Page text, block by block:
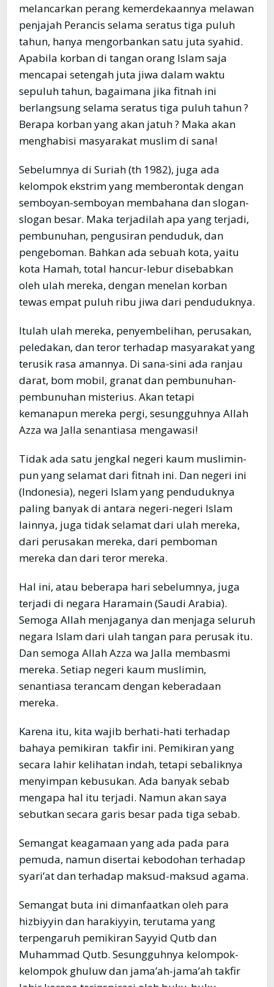
melancarkan perang kemerdekaannya melawan
penjajah Perancis selama seratus tiga puluh
tahun, hanya mengorbankan satu juta syahid.
Apabila korban di tangan orang Islam saja
mencapai setengah juta jiwa dalam waktu
sepuluh tahun, bagaimana jika fitnah ini
berlangsung selama seratus tiga puluh tahun ?
Berapa korban yang akan jatuh ? Maka akan
menghabisi masyarakat muslim di sana!
Sebelumnya di Suriah (th 1982), juga ada
kelompok ekstrim yang memberontak dengan
semboyan-semboyan membahana dan slogan-
slogan besar. Maka terjadilah apa yang terjadi,
pembunuhan, pengusiran penduduk, dan
pengeboman. Bahkan ada sebuah kota, yaitu
kota Hamah, total hancur-lebur disebabkan
oleh ulah mereka, dengan menelan korban
tewas empat puluh ribu jiwa dari penduduknya.
Itulah ulah mereka, penyembelihan, perusakan,
peledakan, dan teror terhadap masyarakat yang
terusik rasa amannya. Di sana-sini ada ranjau
darat, bom mobil, granat dan pembunuhan-
pembunuhan misterius. Akan tetapi
kemanapun mereka pergi, sesungguhnya Allah
Azza wa Jalla senantiasa mengawasi!
Tidak ada satu jengkal negeri kaum muslimin-
pun yang selamat dari fitnah ini. Dan negeri ini
(Indonesia), negeri Islam yang penduduknya
paling banyak di antara negeri-negeri Islam
lainnya, juga tidak selamat dari ulah mereka,
dari perusakan mereka, dari pemboman
mereka dan dari teror mereka.
Hal ini, atau beberapa hari sebelumnya, juga
terjadi di negara Haramain (Saudi Arabia).
Semoga Allah menjaganya dan menjaga seluruh
negara Islam dari ulah tangan para perusak itu.
Dan semoga Allah Azza wa Jalla membasmi
mereka. Setiap negeri kaum muslimin,
senantiasa terancam dengan keberadaan
mereka.
Karena itu, kita wajib berhati-hati terhadap
bahaya pemikiran takfir ini. Pemikiran yang
secara lahir kelihatan indah, tetapi sebaliknya
menyimpan kebusukan. Ada banyak sebab
mengapa hal itu terjadi. Namun akan saya
sebutkan secara garis besar pada tiga sebab.
Semangat keagamaan yang ada pada para
pemuda, namun disertai kebodohan terhadap
syari’at dan terhadap maksud-maksud agama.
Semangat buta ini dimanfaatkan oleh para
hizbiyyin dan harakiyyin, terutama yang
terpengaruh pemikiran Sayyid Qutb dan
Muhammad Qutb. Sesungguhnya kelompok-
kelompok ghuluw dan jama’ah-jama’ah takfir